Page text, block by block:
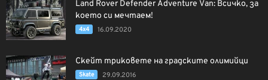
Land Rover Defender Adventure Van: Всичко, за
което си мечтаем!
4x4 16.09.2020
Скейт триковете на градските олимийци
Skate 29.09.2016